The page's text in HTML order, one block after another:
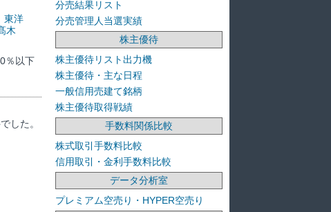
東洋
木
％以下
した。
分売結果リスト
分売管理人当選実績
株主優待
株主優待リスト出力機
株主優待・主な日程
一般信用売建て銘柄
株主優待取得戦績
手数料関係比較
株式取引手数料比較
信用取引・金利手数料比較
データ分析室
プレミアム空売り・HYPER空売り